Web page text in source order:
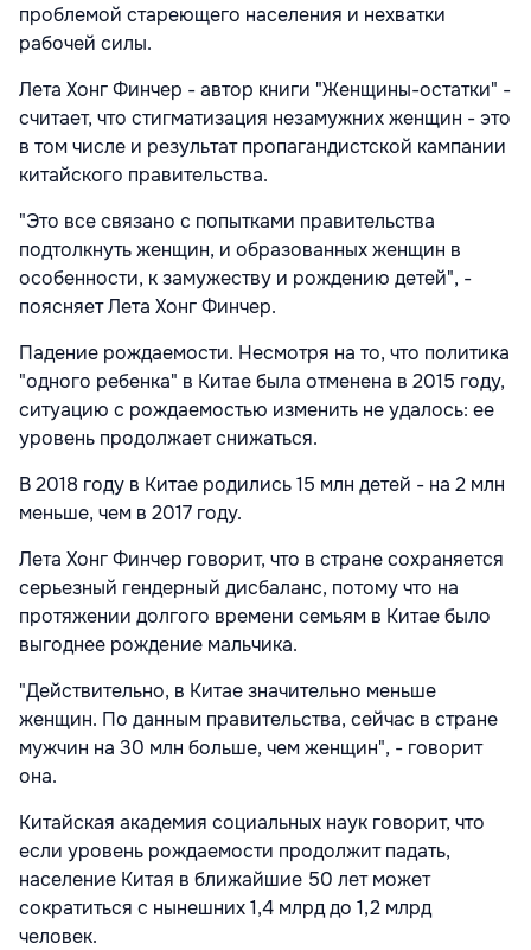
проблемой стареющего населения и нехватки
рабочей силы.
Лета Хонг Финчер - автор книги "Женщины-остатки" -
считает, что стигматизация незамужних женщин - это
в том числе и результат пропагандистской кампании
китайского правительства.
"Это все связано с попытками правительства
подтолкнуть женщин, и образованных женщин в
особенности, к замужеству и рождению детей", -
поясняет Лета Хонг Финчер.
Падение рождаемости. Несмотря на то, что политика
"одного ребенка" в Китае была отменена в 2015 году,
ситуацию с рождаемостью изменить не удалось: ее
уровень продолжает снижаться.
В 2018 году в Китае родились 15 млн детей - на 2 млн
меньше, чем в 2017 году.
Лета Хонг Финчер говорит, что в стране сохраняется
серьезный гендерный дисбаланс, потому что на
протяжении долгого времени семьям в Китае было
выгоднее рождение мальчика.
"Действительно, в Китае значительно меньше
женщин. По данным правительства, сейчас в стране
мужчин на 30 млн больше, чем женщин", - говорит
она.
Китайская академия социальных наук говорит, что
если уровень рождаемости продолжит падать,
население Китая в ближайшие 50 лет может
сократиться с нынешних 1,4 млрд до 1,2 млрд
человек.